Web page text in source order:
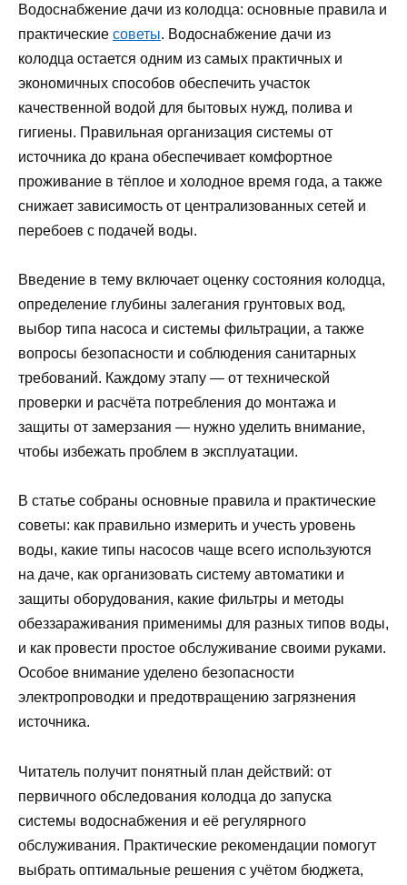
Водоснабжение дачи из колодца: основные правила и
практические советы. Водоснабжение дачи из
колодца остается одним из самых практичных и
экономичных способов обеспечить участок
качественной водой для бытовых нужд, полива и
гигиены. Правильная организация системы от
источника до крана обеспечивает комфортное
проживание в тёплое и холодное время года, а также
снижает зависимость от централизованных сетей и
перебоев с подачей воды.
Введение в тему включает оценку состояния колодца,
определение глубины залегания грунтовых вод,
выбор типа насоса и системы фильтрации, а также
вопросы безопасности и соблюдения санитарных
требований. Каждому этапу — от технической
проверки и расчёта потребления до монтажа и
защиты от замерзания — нужно уделить внимание,
чтобы избежать проблем в эксплуатации.
В статье собраны основные правила и практические
советы: как правильно измерить и учесть уровень
воды, какие типы насосов чаще всего используются
на даче, как организовать систему автоматики и
защиты оборудования, какие фильтры и методы
обеззараживания применимы для разных типов воды,
и как провести простое обслуживание своими руками.
Особое внимание уделено безопасности
электропроводки и предотвращению загрязнения
источника.
Читатель получит понятный план действий: от
первичного обследования колодца до запуска
системы водоснабжения и её регулярного
обслуживания. Практические рекомендации помогут
выбрать оптимальные решения с учётом бюджета,